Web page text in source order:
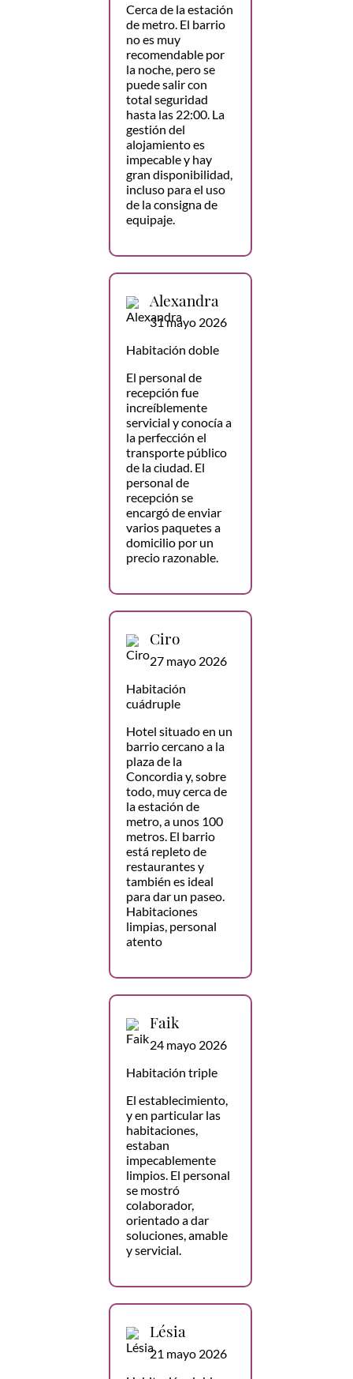
Cerca de la estación
de metro. El barrio
no es muy
recomendable por
la noche, pero se
puede salir con
total seguridad
hasta las 22:00. La
gestión del
alojamiento es
impecable y hay
gran disponibilidad,
incluso para el uso
de la consigna de
equipaje.
Alexandra
31 mayo 2026
Habitación doble
El personal de
recepción fue
increíblemente
servicial y conocía a
la perfección el
transporte público
de la ciudad. El
personal de
recepción se
encargó de enviar
varios paquetes a
domicilio por un
precio razonable.
Ciro
27 mayo 2026
Habitación
cuádruple
Hotel situado en un
barrio cercano a la
plaza de la
Concordia y, sobre
todo, muy cerca de
la estación de
metro, a unos 100
metros. El barrio
está repleto de
restaurantes y
también es ideal
para dar un paseo.
Habitaciones
limpias, personal
atento
Faik
24 mayo 2026
Habitación triple
El establecimiento,
y en particular las
habitaciones,
estaban
impecablemente
limpios. El personal
se mostró
colaborador,
orientado a dar
soluciones, amable
y servicial.
Lésia
21 mayo 2026